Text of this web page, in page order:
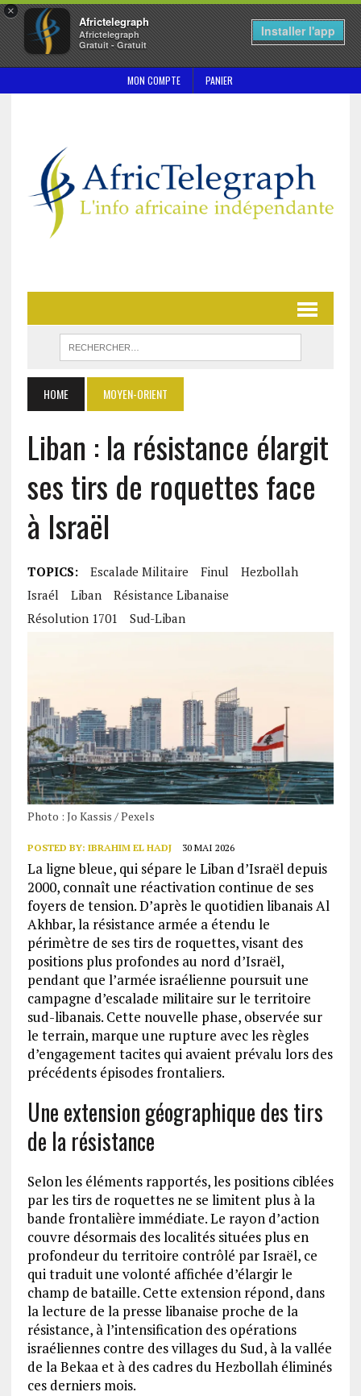
×
Africtelegraph
Africtelegraph
Gratuit - Gratuit
Installer l'app
MON COMPTE PANIER
HOME MOYEN-ORIENT
Liban : la résistance élargit
ses tirs de roquettes face
à Israël
TOPICS: Escalade Militaire Finul
Hezbollah
Israél
Liban
Résistance Libanaise
Résolution 1701
Sud-Liban
Photo : Jo Kassis / Pexels
POSTED BY: IBRAHIM EL HADJ 30 MAI 2026
La ligne bleue, qui sépare le Liban d’Israël depuis
2000, connaît une réactivation continue de ses
foyers de tension. D’après le quotidien libanais Al
Akhbar, la résistance armée a étendu le
périmètre de ses tirs de roquettes, visant des
positions plus profondes au nord d’Israël,
pendant que l’armée israélienne poursuit une
campagne d’escalade militaire sur le territoire
sud-libanais. Cette nouvelle phase, observée sur
le terrain, marque une rupture avec les règles
d’engagement tacites qui avaient prévalu lors des
précédents épisodes frontaliers.
Une extension géographique des tirs
de la résistance
Selon les éléments rapportés, les positions ciblées
par les tirs de roquettes ne se limitent plus à la
bande frontalière immédiate. Le rayon d’action
couvre désormais des localités situées plus en
profondeur du territoire contrôlé par Israël, ce
qui traduit une volonté affichée d’élargir le
champ de bataille. Cette extension répond, dans
la lecture de la presse libanaise proche de la
résistance, à l’intensification des opérations
israéliennes contre des villages du Sud, à la vallée
de la Bekaa et à des cadres du Hezbollah éliminés
ces derniers mois.